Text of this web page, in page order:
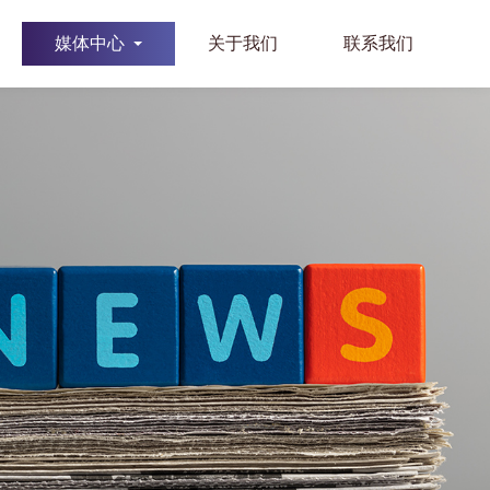
媒体中心 关于我们 联系我们